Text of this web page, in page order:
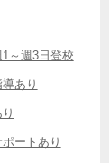
1～週3日登校
あり
ートあり